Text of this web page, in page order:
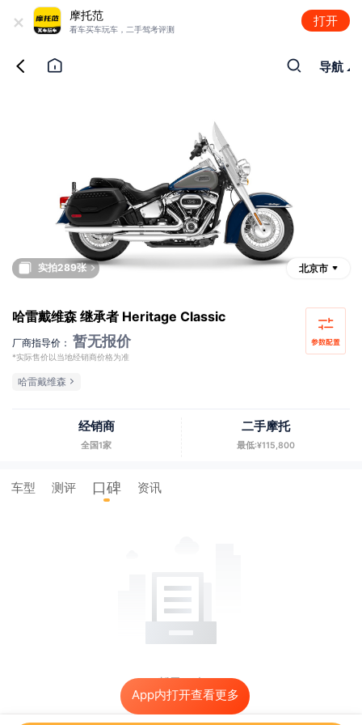
+ 摩托范
看车买车玩车，二手驾考评测
打开
App内打开查看更多
导航
实拍289张 北京市
哈雷戴维森 继承者 Heritage Classic
厂商指导价： 暂无报价
*实际售价以当地经销商价格为准
哈雷戴维森
经销商
全国1家
二手摩托
最低:¥115,800
车型 测评 口碑 资讯
暂无口碑